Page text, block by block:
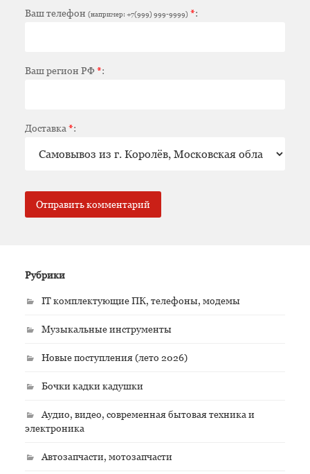
Ваш телефон (например: +7(999) 999-9999) *:
Ваш регион РФ*:
Доставка*:
Рубрики
IT комплектующие ПК, телефоны, модемы
Музыкальные инструменты
Новые поступления (лето 2026)
Бочки кадки кадушки
Аудио, видео, современная бытовая техника и
электроника
Автозапчасти, мотозапчасти